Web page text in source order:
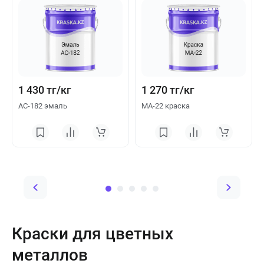
1 430 тг/кг
АС-182 эмаль
1 270 тг/кг
МА-22 краска
Краски для цветных
металлов